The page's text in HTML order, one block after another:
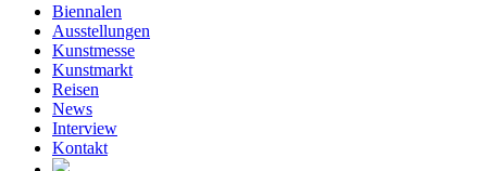
Biennalen
Ausstellungen
Kunstmesse
Kunstmarkt
Reisen
News
Interview
Kontakt